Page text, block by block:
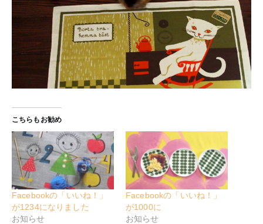
こちらもお勧め
Facebookの「いいね！」
が1234になりました
お知らせ
Facebookの「いいね！」
が1000に
お知らせ